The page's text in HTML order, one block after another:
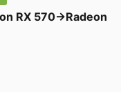
RX 570→Radeon